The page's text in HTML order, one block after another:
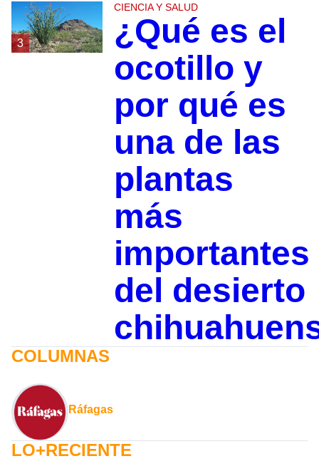
3
CIENCIA Y SALUD
¿Qué es el
ocotillo y
por qué es
una de las
plantas
más
importantes
del desierto
COLUMNAS
Ráfagas
LO+RECIENTE